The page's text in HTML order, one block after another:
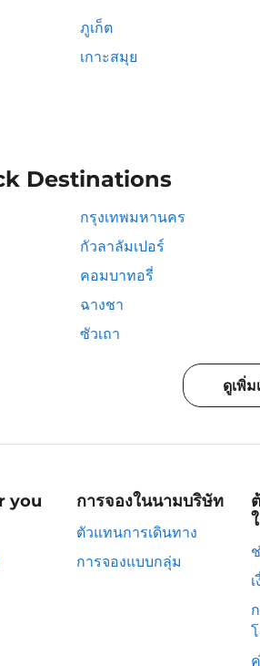
ภูเก็ต
เกาะสมุย
Destinations
กรุงเทพมหานคร
กัวลาลัมเปอร์
คอมบาทอรี่
ฉางชา
ซัวเถา
ดูเพิ่ม
you การจองในนามบริษัท
ตัวแทนการเดินทาง
การจองแบบกลุ่ม